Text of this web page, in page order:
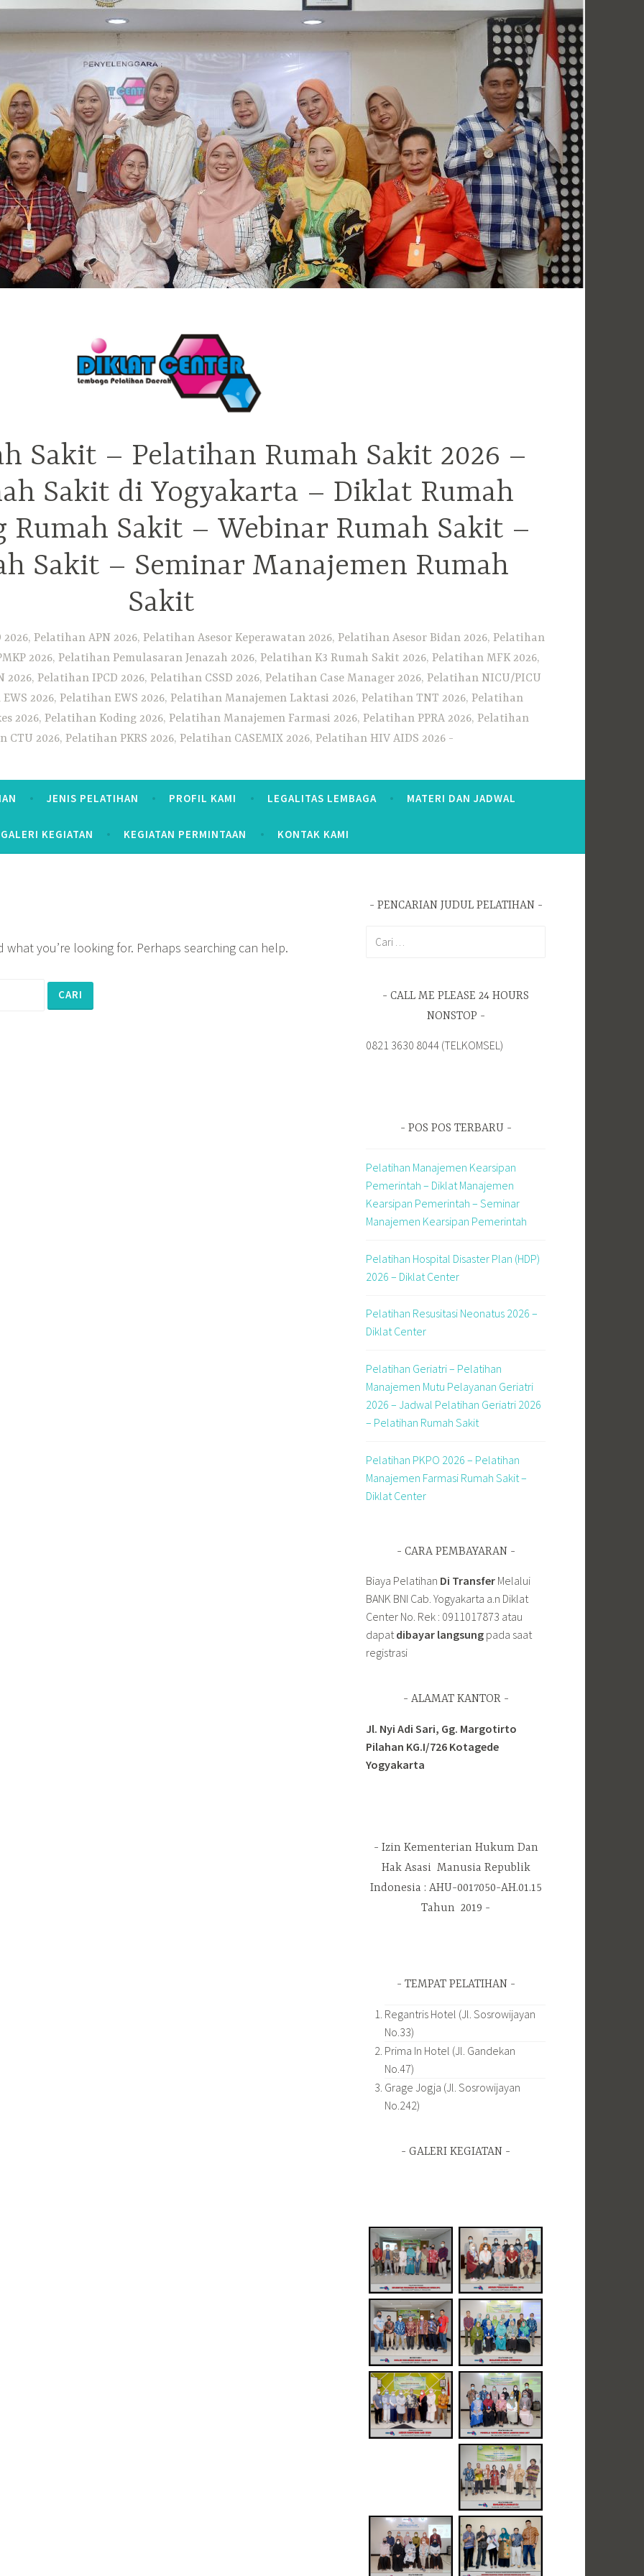
Sakit – Pelatihan Rumah Sakit 2026 –
Sakit di Yogyakarta – Diklat Rumah
Sakit – Webinar Rumah Sakit –
Sakit – Seminar Manajemen Rumah
Sakit
Pelatihan APN 2026, Pelatihan Asesor Keperawatan 2026, Pelatihan Asesor Bidan 2026, Pelatihan
2026, Pelatihan Pemulasaran Jenazah 2026, Pelatihan K3 Rumah Sakit 2026, Pelatihan MFK 2026,
Pelatihan IPCD 2026, Pelatihan CSSD 2026, Pelatihan Case Manager 2026, Pelatihan NICU/PICU
2026, Pelatihan EWS 2026, Pelatihan Manajemen Laktasi 2026, Pelatihan TNT 2026, Pelatihan
2026, Pelatihan Koding 2026, Pelatihan Manajemen Farmasi 2026, Pelatihan PPRA 2026, Pelatihan
CTU 2026, Pelatihan PKRS 2026, Pelatihan CASEMIX 2026, Pelatihan HIV AIDS 2026
JENIS PELATIHAN PROFIL KAMI LEGALITAS LEMBAGA MATERI DAN JADWAL
GALERI KEGIATAN KEGIATAN PERMINTAAN KONTAK KAMI
what you’re looking for. Perhaps searching can help.
PENCARIAN JUDUL PELATIHAN
CALL ME PLEASE 24 HOURS
NONSTOP
0821 3630 8044 (TELKOMSEL)
POS POS TERBARU
Pelatihan Manajemen Kearsipan
Pemerintah – Diklat Manajemen
Kearsipan Pemerintah – Seminar
Manajemen Kearsipan Pemerintah
Pelatihan Hospital Disaster Plan (HDP)
2026 – Diklat Center
Pelatihan Resusitasi Neonatus 2026 –
Diklat Center
Pelatihan Geriatri – Pelatihan
Manajemen Mutu Pelayanan Geriatri
2026 – Jadwal Pelatihan Geriatri 2026
– Pelatihan Rumah Sakit
Pelatihan PKPO 2026 – Pelatihan
Manajemen Farmasi Rumah Sakit –
Diklat Center
CARA PEMBAYARAN
Biaya Pelatihan Di Transfer Melalui
BANK BNI Cab. Yogyakarta a.n Diklat
Center No. Rek : 0911017873 atau
dapatdibayar langsung pada saat
registrasi
ALAMAT KANTOR
Jl. Nyi Adi Sari, Gg. Margotirto
Pilahan KG.I/726 Kotagede
Yogyakarta
Izin Kementerian Hukum Dan
Hak Asasi Manusia Republik
Indonesia : AHU-0017050-AH.01.15
Tahun 2019
TEMPAT PELATIHAN
Regantris Hotel (Jl. Sosrowijayan
No.33)
Prima In Hotel (Jl. Gandekan
No.47)
Grage Jogja (Jl. Sosrowijayan
No.242)
GALERI KEGIATAN